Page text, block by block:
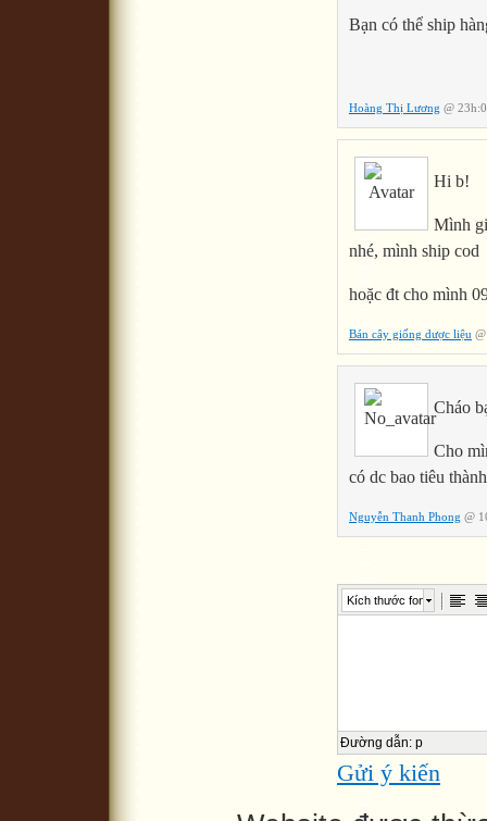
Bạn có thể ship
Hoàng Thị Lương @
Hi b!
Mình
nhé, mình ship cod
hoặc đt cho mình
Bán cây giống dược liệu
Cháo
Cho
có dc bao tiêu
Nguyễn Thanh Phong @
Kích thước font
Đường dẫn: p
Gửi ý kiến